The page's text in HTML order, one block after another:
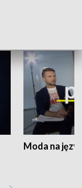
Moda na